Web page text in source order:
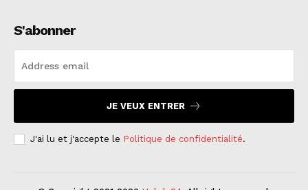
S'abonner
JE VEUX ENTRER
J'ai lu et j'accepte le Politique de confidentialité.